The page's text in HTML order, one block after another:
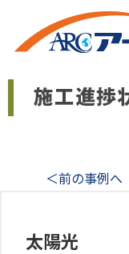
＜前の事例へ
太陽光